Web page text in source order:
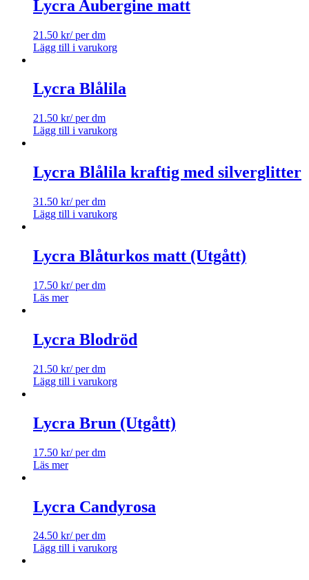
Lycra Aubergine matt
21.50 kr/ per dm
Lägg till i varukorg
Lycra Blålila
21.50 kr/ per dm
Lägg till i varukorg
Lycra Blålila kraftig med silverglitter
31.50 kr/ per dm
Lägg till i varukorg
Lycra Blåturkos matt (Utgått)
17.50 kr/ per dm
Läs mer
Lycra Blodröd
21.50 kr/ per dm
Lägg till i varukorg
Lycra Brun (Utgått)
17.50 kr/ per dm
Läs mer
Lycra Candyrosa
24.50 kr/ per dm
Lägg till i varukorg